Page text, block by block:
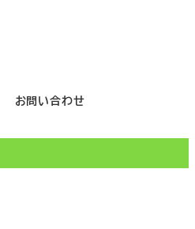
お問い合わせ